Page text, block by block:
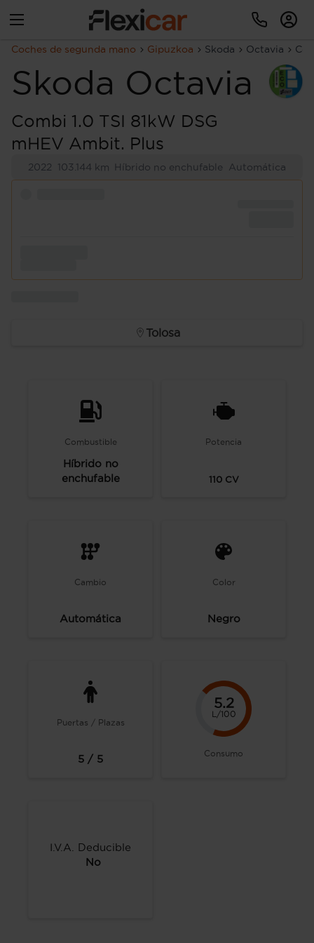
Coches de segunda mano Gipuzkoa Skoda Octavia
Skoda Octavia
Combi 1.0 TSI 81kW DSG
mHEV Ambit. Plus
2022 103.144 km Híbrido no enchufable Automática
Tolosa
Combustible
Híbrido no
enchufable
Potencia
110CV
Cambio
Automática
Color
Negro
Puertas / Plazas
5 / 5
5.2
L/100
Consumo
I.V.A. Deducible
No